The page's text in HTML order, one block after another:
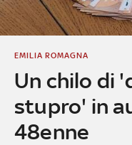
Un chilo di
stupro' in
48enne
EMILIA ROMAGNA